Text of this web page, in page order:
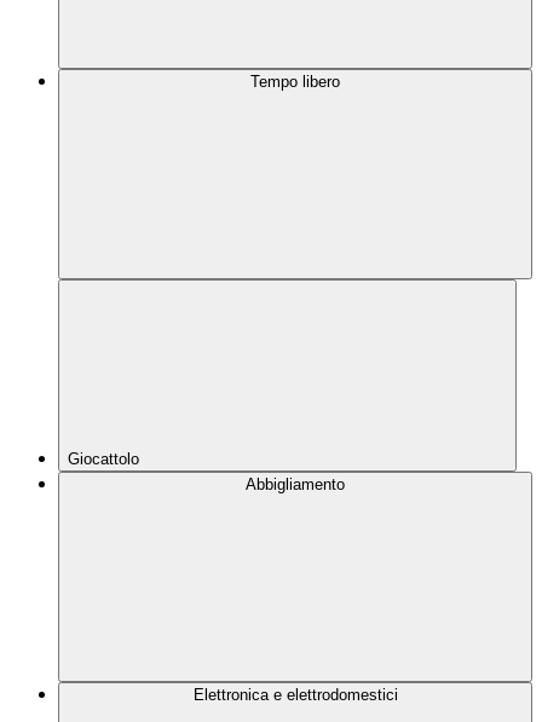
Tempo libero
Giocattolo
Abbigliamento
Elettronica e elettrodomestici